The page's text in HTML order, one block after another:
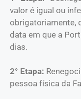
valor é igual ou
obrigatoriamente,
data em que a
dias.
2° Etapa:
pessoa física da